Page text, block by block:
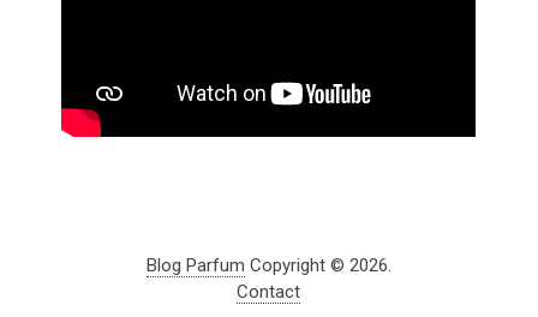
Blog Parfum Copyright © 2026.
Contact